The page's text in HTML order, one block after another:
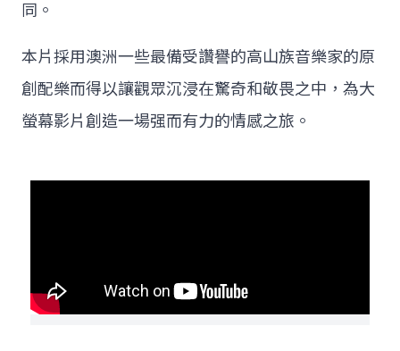
同。
本片採用澳洲一些最備受讚譽的高山族音樂家的原
創配樂而得以讓觀眾沉浸在驚奇和敬畏之中，為大
螢幕影片創造一場强而有力的情感之旅。